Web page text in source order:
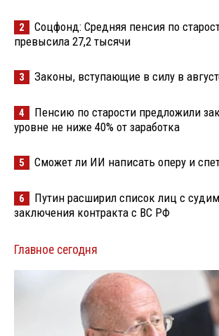
2
Соцфонд: Средняя пенсия по
превысила 27,2 тысячи
3 Законы, вступающие в силу в
4
Пенсию по старости предложили
уровне не ниже 40% от заработка
5 Сможет ли ИИ написать оперу и
6
Путин расширил список лиц с
заключения контракта с ВС РФ
Главное сегодня